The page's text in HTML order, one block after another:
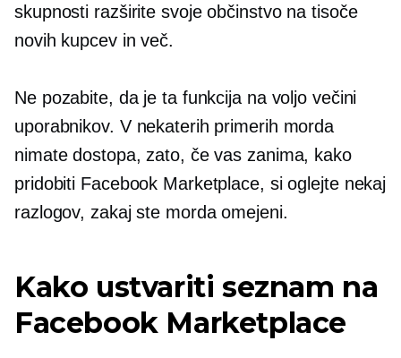
skupnosti razširite svoje občinstvo na tisoče
novih kupcev in več.
Ne pozabite, da je ta funkcija na voljo večini
uporabnikov. V nekaterih primerih morda
nimate dostopa, zato, če vas zanima, kako
pridobiti Facebook Marketplace, si oglejte nekaj
razlogov, zakaj ste morda omejeni.
Kako ustvariti seznam na
Facebook Marketplace